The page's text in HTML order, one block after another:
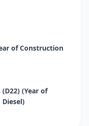
of Construction
(Year of
Diesel)